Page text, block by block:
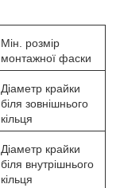
Мін. розмір
монтажної фаски
Діаметр крайки
біля зовнішнього
кільця
Діаметр крайки
біля внутрішнього
кільця